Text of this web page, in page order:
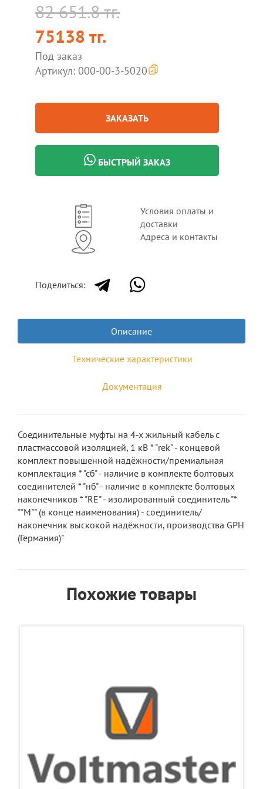
82 651.8 тг.
75138 тг.
Под заказ
Артикул: 000-00-3-5020
ЗАКАЗАТЬ
БЫСТРЫЙ ЗАКАЗ
Условия оплаты и
доставки
Адреса и контакты
Поделиться:
Описание
Технические характеристики
Документация
Соединительные муфты на 4-х жильный кабель с
пластмассовой изоляцией, 1 кВ * "rek" - концевой
комплект повышенной надёжности/премиальная
комплектация * "сб" - наличие в комплекте болтовых
соединителей * "нб" - наличие в комплекте болтовых
наконечников * "RE" - изолированный соединитель "*
""М"" (в конце наименования) - соединитель/
наконечник выскокой надёжности, производства GPH
(Германия)"
Похожие товары